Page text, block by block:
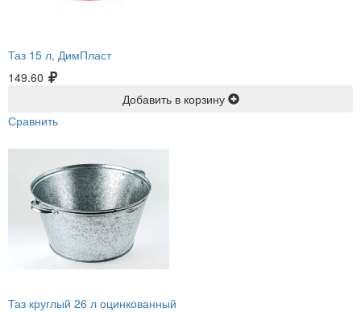
Таз 15 л, ДимПласт
149.60
Добавить в корзину
Сравнить
Таз круглый 26 л оцинкованный